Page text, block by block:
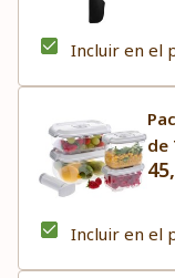
Incluir en el
de
Incluir en el